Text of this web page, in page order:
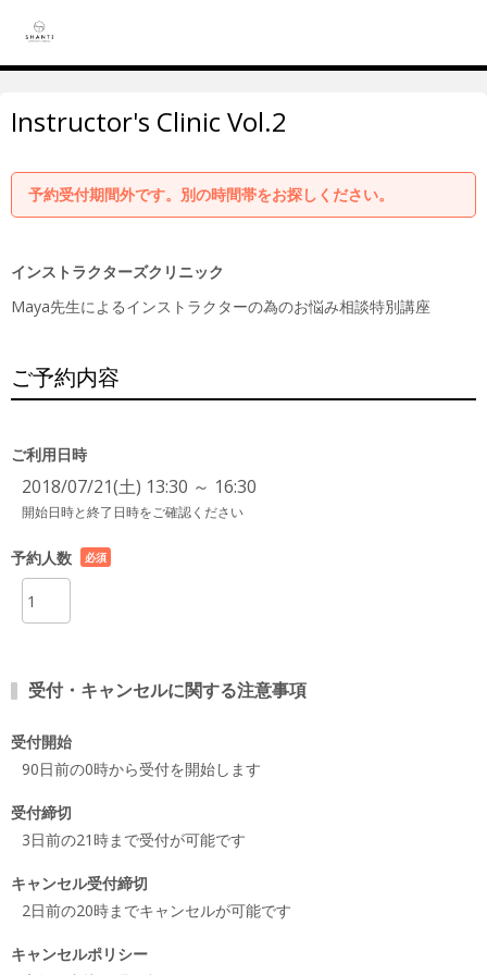
Instructor's Clinic Vol.2
予約受付期間外です。別の時間帯をお探しください。
インストラクターズクリニック
Maya先生によるインストラクターの為のお悩み相談特別講座
ご予約内容
ご利用日時
2018/07/21(土) 13:30 ～ 16:30
開始日時と終了日時をご確認ください
予約人数
必須
受付・キャンセルに関する注意事項
受付開始
90日前の0時から受付を開始します
受付締切
3日前の21時まで受付が可能です
キャンセル受付締切
2日前の20時までキャンセルが可能です
キャンセルポリシー